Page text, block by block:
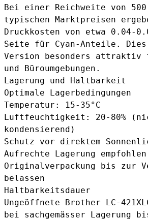
Bei einer Reichweite von
typischen Marktpreisen
Druckkosten von etwa 0.04-
Seite für Cyan-Anteile. Dies
Version besonders attraktiv
und Büroumgebungen.
Lagerung und Haltbarkeit
Optimale Lagerbedingungen
Temperatur: 15-35°C
Luftfeuchtigkeit: 20-80%
kondensierend)
Schutz vor direktem
Aufrechte Lagerung empfohlen
Originalverpackung bis zur
belassen
Haltbarkeitsdauer
Ungeöffnete Brother LC-
bei sachgemässer Lagerung